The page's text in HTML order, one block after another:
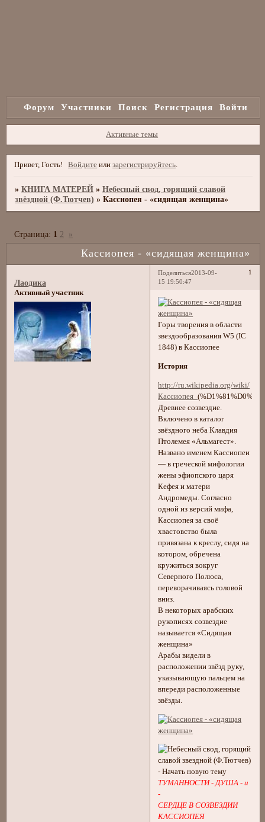
Форум Участники Поиск Регистрация Войти
Активные темы
Привет, Гость! Войдите илизарегистрируйтесь
»КНИГА МАТЕРЕЙ »Небесный свод, горящий славой
звёздной (Ф.Тютчев) »Кассиопея - «cидящая женщина»
Кассиопея - «cидящая женщина»
Страница: 1 2 »
Поделиться 1
2013-09-
15 19:50:47
Лаодика
Активный участник
Горы творения в области
звездообразования W5 (IC
1848) в Кассиопее
История
http://ru.wikipedia.org/wiki/
Кассиопея_
Древнее созвездие.
Включено в каталог
звёздного неба Клавдия
Птолемея «Альмагест».
Названо именем Кассиопеи
— в греческой мифологии
жены эфиопского царя
Кефея и матери
Андромеды. Согласно
одной из версий мифа,
Кассиопея за своё
хвастовство была
привязана к креслу, сидя на
котором, обречена
кружиться вокруг
Северного Полюса,
переворачиваясь головой
вниз.
В некоторых арабских
рукописях созвездие
называется «Сидящая
женщина»
Арабы видели в
расположении звёзд руку,
указывающую пальцем на
впереди расположенные
звёзды.
ТУМАННОСТИ - ДУША - и
-
СЕРДЦЕ В СОЗВЕЗДИИ
КАССИОПЕЯ